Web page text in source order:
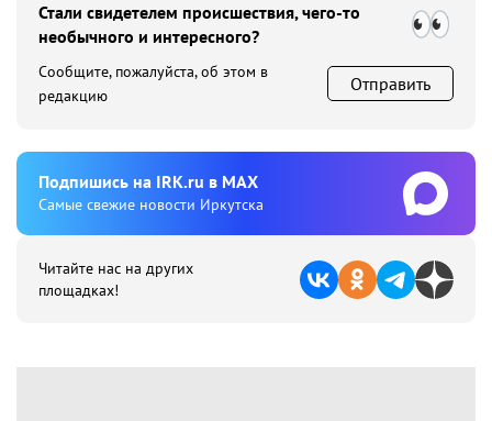
Стали свидетелем происшествия, чего-то
необычного и интересного?
Сообщите, пожалуйста, об этом в
редакцию
Отправить
Подпишиcь на IRK.ru в MAX
Cамые свежие новости Иркутска
Читайте нас на других
площадках!